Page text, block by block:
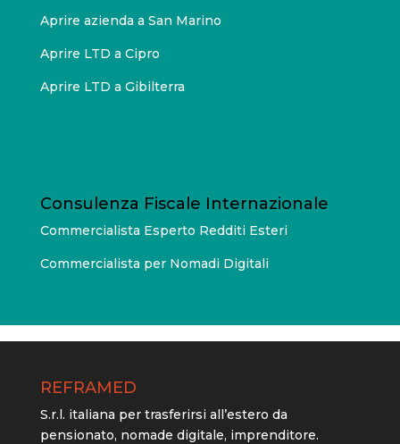
Aprire azienda a San Marino
Aprire LTD a Cipro
Aprire LTD a Gibilterra
Consulenza Fiscale Internazionale
Commercialista Esperto Redditi Esteri
Commercialista per Nomadi Digitali
REFRAMED
S.r.l. italiana per trasferirsi all’estero da
pensionato, nomade digitale, imprenditore.